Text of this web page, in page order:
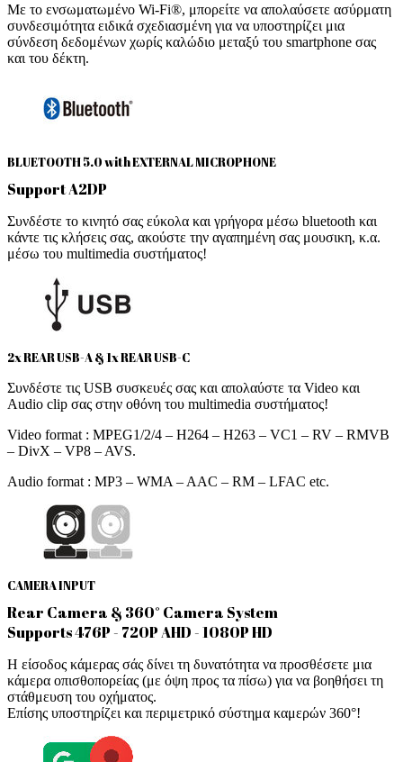
Με το ενσωματωμένο Wi-Fi®, μπορείτε να απολαύσετε ασύρματη
συνδεσιμότητα ειδικά σχεδιασμένη για να υποστηρίζει μια
σύνδεση δεδομένων χωρίς καλώδιο μεταξύ του smartphone σας
και του δέκτη.
BLUETOOTH 5.0 with EXTERNAL MICROPHONE
Support A2DP
Συνδέστε το κινητό σας εύκολα και γρήγορα μέσω bluetooth και
κάντε τις κλήσεις σας, ακούστε την αγαπημένη σας μουσικη, κ.α.
μέσω του multimedia συστήματος!
2x REAR USB-A & 1x REAR USB-C
Συνδέστε τις USB συσκευές σας και απολαύστε τα Video και
Audio clip σας στην οθόνη του multimedia συστήματος!
Video format : MPEG1/2/4 – H264 – H263 – VC1 – RV – RMVB
– DivX – VP8 – AVS.
Audio format : MP3 – WMA – AAC – RM – LFAC etc.
CAMERA INPUT
Rear Camera & 360° Camera System
Supports 476P - 720P AHD - 1080P HD
Η είσοδος κάμερας σάς δίνει τη δυνατότητα να προσθέσετε μια
κάμερα οπισθοπορείας (με όψη προς τα πίσω) για να βοηθήσει τη
στάθμευση του οχήματος.
Επίσης υποστηρίζει και περιμετρικό σύστημα καμερών 360°!